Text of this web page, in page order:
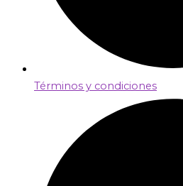
Términos y condiciones